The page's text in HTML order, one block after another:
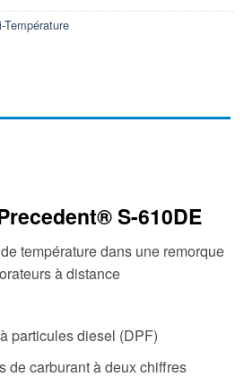
Température
S-610DE
température dans une remorque
à distance
particules diesel (DPF)
de carburant à deux chiffres